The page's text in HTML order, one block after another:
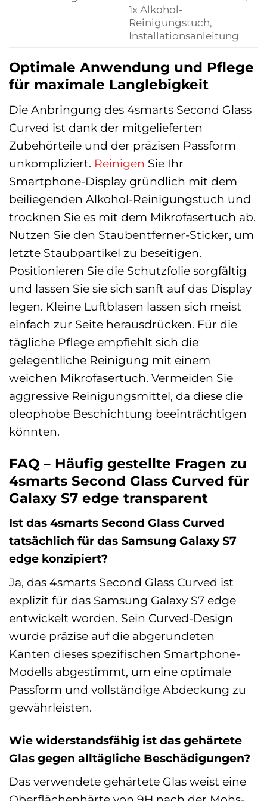
1x Alkohol-
Reinigungstuch,
Installationsanleitung
Optimale Anwendung und Pflege
für maximale Langlebigkeit
Die Anbringung des 4smarts Second Glass
Curved ist dank der mitgelieferten
Zubehörteile und der präzisen Passform
unkompliziert. Reinigen Sie Ihr
Smartphone-Display gründlich mit dem
beiliegenden Alkohol-Reinigungstuch und
trocknen Sie es mit dem Mikrofasertuch ab.
Nutzen Sie den Staubentferner-Sticker, um
letzte Staubpartikel zu beseitigen.
Positionieren Sie die Schutzfolie sorgfältig
und lassen Sie sie sich sanft auf das Display
legen. Kleine Luftblasen lassen sich meist
einfach zur Seite herausdrücken. Für die
tägliche Pflege empfiehlt sich die
gelegentliche Reinigung mit einem
weichen Mikrofasertuch. Vermeiden Sie
aggressive Reinigungsmittel, da diese die
oleophobe Beschichtung beeinträchtigen
könnten.
FAQ – Häufig gestellte Fragen zu
4smarts Second Glass Curved für
Galaxy S7 edge transparent
Ist das 4smarts Second Glass Curved
tatsächlich für das Samsung Galaxy S7
edge konzipiert?
Ja, das 4smarts Second Glass Curved ist
explizit für das Samsung Galaxy S7 edge
entwickelt worden. Sein Curved-Design
wurde präzise auf die abgerundeten
Kanten dieses spezifischen Smartphone-
Modells abgestimmt, um eine optimale
Passform und vollständige Abdeckung zu
gewährleisten.
Wie widerstandsfähig ist das gehärtete
Glas gegen alltägliche Beschädigungen?
Das verwendete gehärtete Glas weist eine